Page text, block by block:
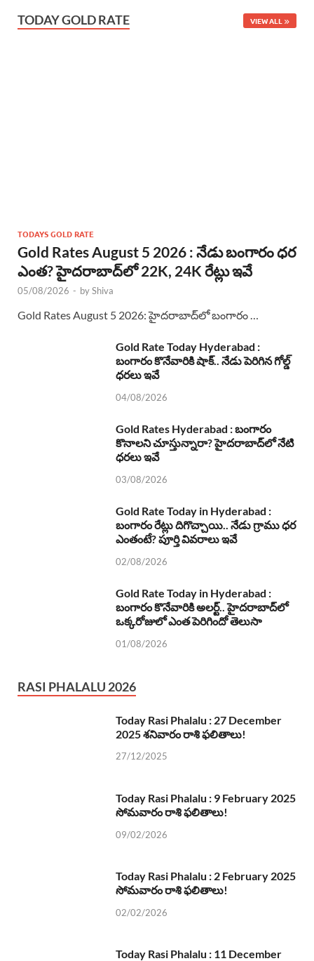
TODAY GOLD RATE VIEW ALL
TODAYS GOLD RATE
Gold Rates August 5 2026 : నేడు బంగారం ధర
ఎంత? హైదరాబాద్‌లో 22K, 24K రేట్లు ఇవే
05/08/2026 - byShiva
Gold Rates August 5 2026: హైదరాబాద్‌లో బంగారం …
Gold Rate Today Hyderabad :
బంగారం కొనేవారికి షాక్.. నేడు పెరిగిన గోల్డ్
ధరలు ఇవే
04/08/2026
Gold Rates Hyderabad : బంగారం
కొనాలని చూస్తున్నారా? హైదరాబాద్‌లో నేటి
ధరలు ఇవే
03/08/2026
Gold Rate Today in Hyderabad :
బంగారం రేట్లు దిగొచ్చాయి.. నేడు గ్రాము ధర
ఎంతంటే? పూర్తి వివరాలు ఇవే
02/08/2026
Gold Rate Today in Hyderabad :
బంగారం కొనేవారికి అలర్ట్.. హైదరాబాద్‌లో
ఒక్కరోజులో ఎంత పెరిగిందో తెలుసా
01/08/2026
RASI PHALALU 2026
Today Rasi Phalalu : 27 December
2025 శనివారం రాశి ఫలితాలు!
27/12/2025
Today Rasi Phalalu : 9 February 2025
సోమవారం రాశి ఫలితాలు!
09/02/2026
Today Rasi Phalalu : 2 February 2025
సోమవారం రాశి ఫలితాలు!
02/02/2026
Today Rasi Phalalu : 11 December